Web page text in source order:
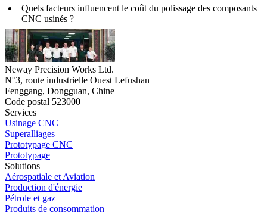
Quels facteurs influencent le coût du polissage des composants
CNC usinés ?
Neway Precision Works Ltd.
N°3, route industrielle Ouest Lefushan
Fenggang, Dongguan, Chine
Code postal 523000
Services
Usinage CNC
Superalliages
Prototypage CNC
Prototypage
Solutions
Aérospatiale et Aviation
Production d'énergie
Pétrole et gaz
Produits de consommation